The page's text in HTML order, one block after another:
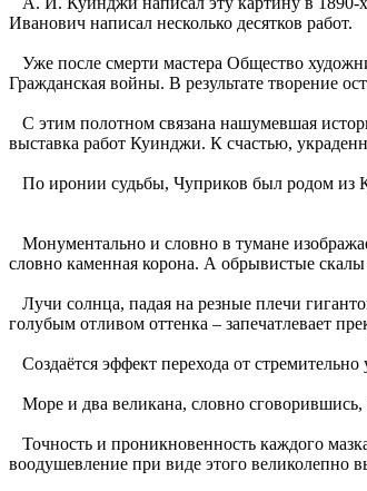
Иванович написал несколько десятков работ.
Уже после смерти мастера Общество
Гражданская войны. В результате творение
С этим полотном связана нашумевшая
выставка работ Куинджи. К счастью,
По иронии судьбы, Чуприков был родом из
Монументально и словно в тумане
словно каменная корона. А обрывистые
Лучи солнца, падая на резные плечи
голубым отливом оттенка – запечатлевает
Создаётся эффект перехода от
Море и два великана, словно
Точность и проникновенность каждого
воодушевление при виде этого великолепно